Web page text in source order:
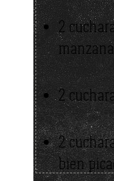
2
manzana
2
2
bien